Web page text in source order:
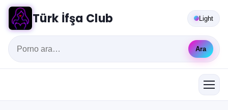
Türk İfşa Club
Ara
Light